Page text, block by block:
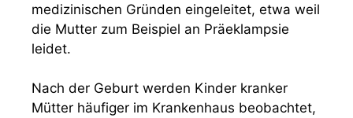
medizinischen Gründen eingeleitet, etwa weil
die Mutter zum Beispiel an Präeklampsie
leidet.
Nach der Geburt werden Kinder kranker
Mütter häufiger im Krankenhaus beobachtet,